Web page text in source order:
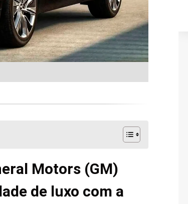
Motors (GM)
de luxo com a